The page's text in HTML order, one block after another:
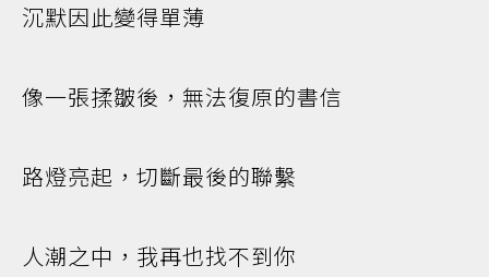
沉默因此變得單薄
像一張揉皺後，無法復原的書信
路燈亮起，切斷最後的聯繫
人潮之中，我再也找不到你